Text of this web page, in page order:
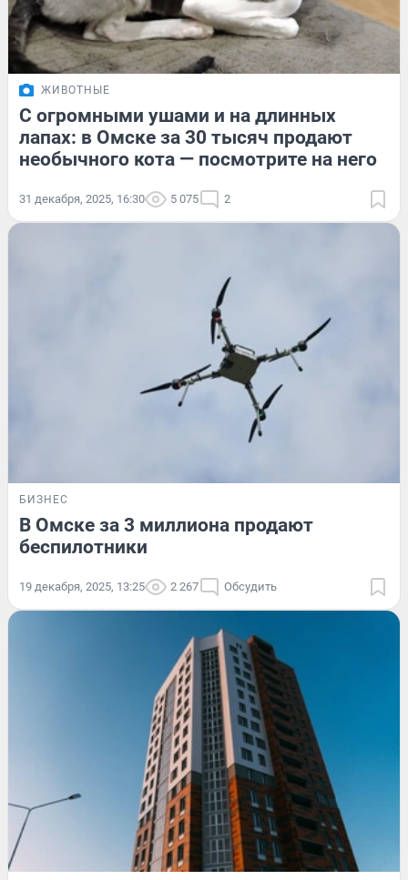
ЖИВОТНЫЕ
С огромными ушами и на длинных
лапах: в Омске за 30 тысяч продают
необычного кота — посмотрите на него
31 декабря, 2025, 16:30 5 075 2
БИЗНЕС
В Омске за 3 миллиона продают
беспилотники
19 декабря, 2025, 13:25 2 267 Обсудить